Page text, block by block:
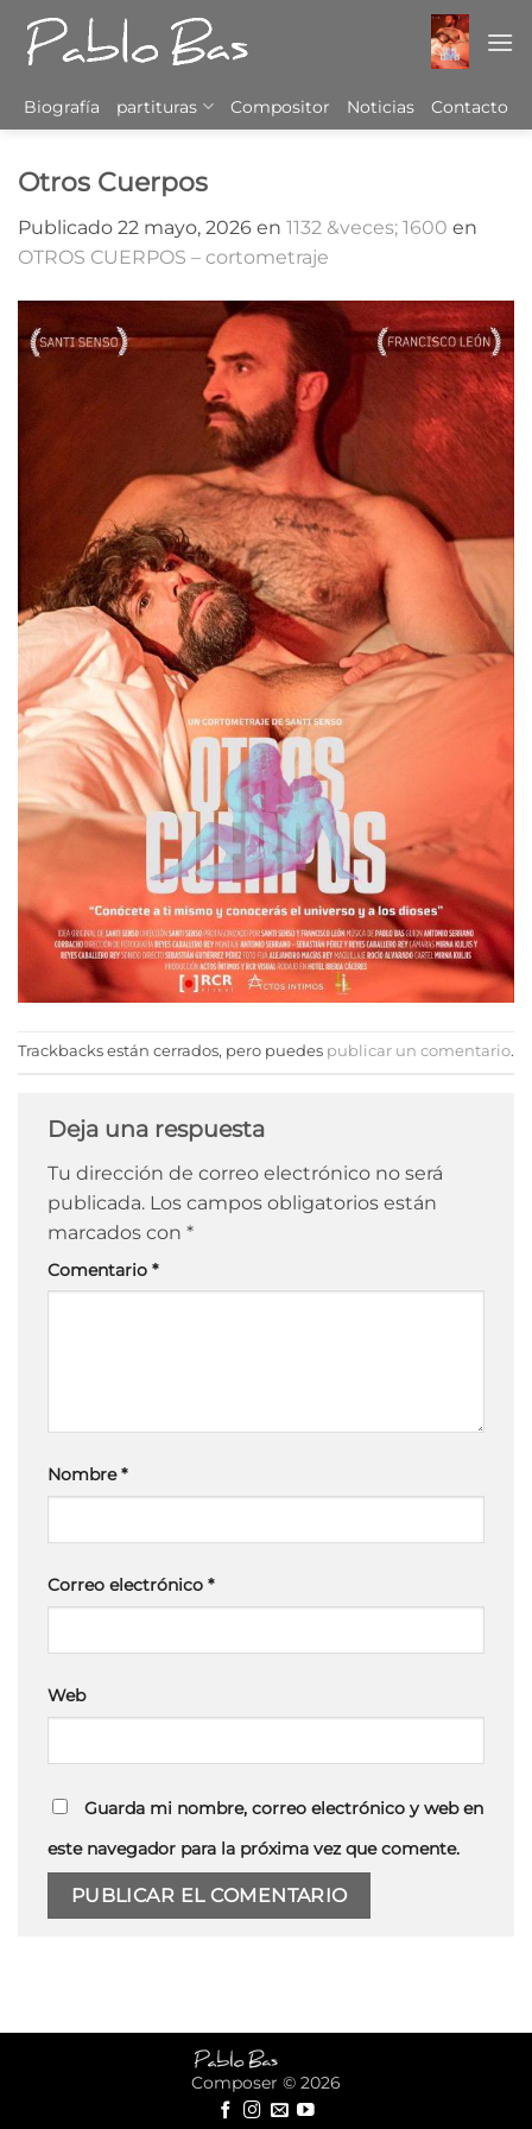
Saltar
contenido
Biografía partituras Compositor Noticias Contacto
Otros Cuerpos
Publicado 22 mayo, 2026 en 1132 &veces; 1600 en
OTROS CUERPOS – cortometraje
Trackbacks están cerrados, pero puedes publicar un comentario.
Deja una respuesta
Tu dirección de correo electrónico no será
publicada. Los campos obligatorios están
marcados con *
Comentario *
Nombre*
Correo electrónico *
Web
Guarda mi nombre, correo electrónico y web en
este navegador para la próxima vez que comente.
Composer © 2026